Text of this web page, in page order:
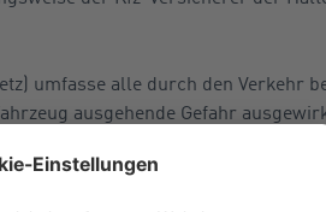
umfasse alle durch den Verkehr
ausgehende Gefahr
sei.
Denn ein Schaden sei bereits